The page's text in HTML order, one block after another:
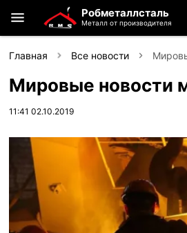
Робметаллсталь
Металл от производителя
Главная Все новости
Мировые новости
11:41 02.10.2019